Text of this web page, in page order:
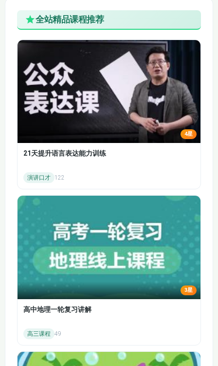
23.古诗三首（第一课
时）
24.古诗三首（第二课
25.青山处处埋忠骨
26.青山处处埋忠骨
（第二课时）
27.军神（第一课时） 28.军神（第二课时）
29.清贫 30.习作：他_了
31.语文园地（第一课
32.语文园地（第二课
时）
33.人物描写一组（第
35.刷子李（第一课
39.习作
40.自相矛盾（第一课
时）
41.自相矛盾（第二课
时）
42.田忌赛马（第一课
时）
43.田忌赛马（第二课
之旅
全站精品课程推荐
4星
21天提升语言表达能力训练
演讲口才 122
3星
高中地理一轮复习讲解
高三课程 49